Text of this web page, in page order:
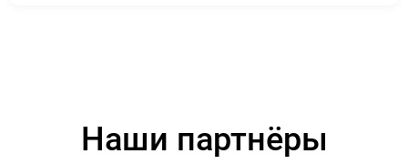
Наши партнёры